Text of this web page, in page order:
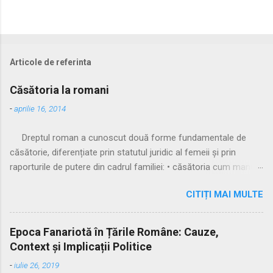
Articole de referinta
Căsătoria la romani
-aprilie 16, 2014
Dreptul roman a cunoscut două forme fundamentale de
căsătorie, diferențiate prin statutul juridic al femeii și prin
raporturile de putere din cadrul familiei: • căsătoria cum manus
și practicată a fost căsătoria cu manus, prin care femeia
trecea sub autoritatea soțului, devenind parte a familiei
acestuia. Spre sfârșitul Republicii, tot mai multe femei au
început să evite această subordonare, trăind în uniuni
nelegitime. Pentru a limita fenomenul, romanii au recunoscut și
căsătoria fără manus, care permitea femeii să rămână sub
CITIȚI MAI MULTE
Epoca Fanariotă în Țările Române: Cauze,
Context și Implicații Politice
-iulie 26, 2019